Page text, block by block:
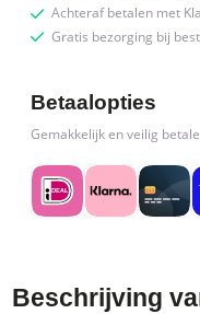
Achteraf betalen met
Gratis bezorging bij
Betaalopties
Gemakkelijk en veilig
Beschrijving